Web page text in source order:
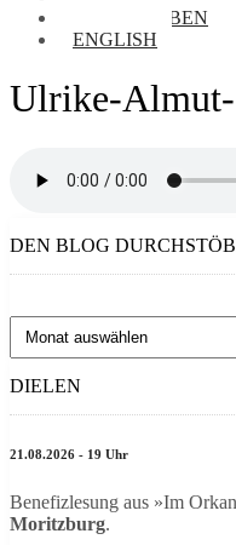
BRIEFTAUBEN
ENGLISH
Ulrike-
DEN BLOG
Den
Blog
durchstöbern:
DIELEN
21.08.2026 - 19 Uhr
Benefizlesung aus »Im
Moritzburg.